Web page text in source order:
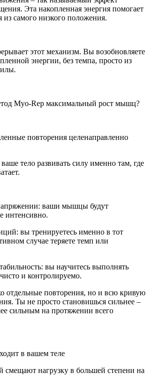
Эта накопленная энергия помогает
из самого низкого положения.
этот механизм. Вы возобновляете
энергии, без темпа, просто из
Myo-Rep максимальный рост мышц?
повторения целенаправленно
тело развивать силу именно там, где
ваши мышцы будут
интенсивно.
вы тренируетесь именно в тот
случае теряете темп или
вы научитесь выполнять
и контролируемо.
отдельные повторения, но и всю кривую
Ты не просто становишься сильнее –
сильным на протяжении всего
в вашем теле
смещают нагрузку в большей степени на